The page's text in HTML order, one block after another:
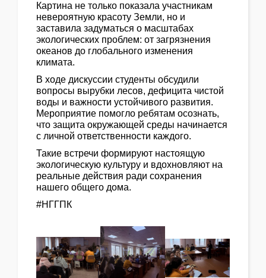
Картина не только показала участникам
невероятную красоту Земли, но и
заставила задуматься о масштабах
экологических проблем: от загрязнения
океанов до глобального изменения
климата.
В ходе дискуссии студенты обсудили
вопросы вырубки лесов, дефицита чистой
воды и важности устойчивого развития.
Мероприятие помогло ребятам осознать,
что защита окружающей среды начинается
с личной ответственности каждого.
Такие встречи формируют настоящую
экологическую культуру и вдохновляют на
реальные действия ради сохранения
нашего общего дома.
#НГГПК